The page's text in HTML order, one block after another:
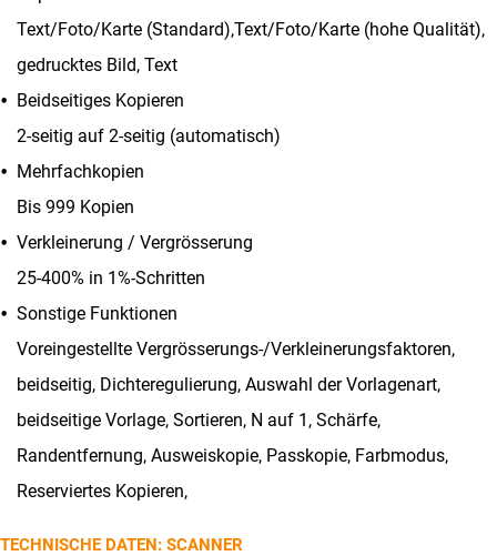
Text/Foto/Karte (Standard),Text/Foto/Karte (hohe Qualität),
gedrucktes Bild, Text
Beidseitiges Kopieren
2-seitig auf 2-seitig (automatisch)
Mehrfachkopien
Bis 999 Kopien
Verkleinerung / Vergrösserung
25-400% in 1%-Schritten
Sonstige Funktionen
Voreingestellte Vergrösserungs-/Verkleinerungsfaktoren,
beidseitig, Dichteregulierung, Auswahl der Vorlagenart,
beidseitige Vorlage, Sortieren, N auf 1, Schärfe,
Randentfernung, Ausweiskopie, Passkopie, Farbmodus,
Reserviertes Kopieren,
TECHNISCHE DATEN: SCANNER